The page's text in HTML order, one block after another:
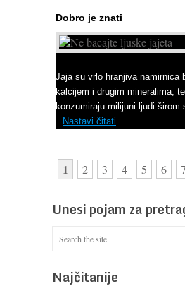
Dobro je znati
Jaja su vrlo hranjiva namirnica
kalcijem i drugim mineralima,
konzumiraju milijuni ljudi širom
Nastavi čitati
1 2 3 4 5 6 7
Unesi pojam za
Najčitanije